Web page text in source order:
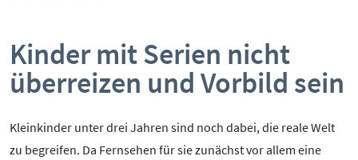
Kinder mit Serien nicht
überreizen und Vorbild sein
Kleinkinder unter drei Jahren sind noch dabei, die reale Welt
zu begreifen. Da Fernsehen für sie zunächst vor allem eine